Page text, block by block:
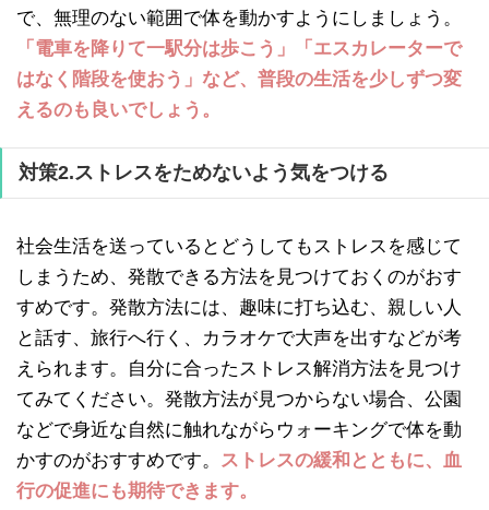
で、無理のない範囲で体を動かすようにしましょう。
「電車を降りて一駅分は歩こう」「エスカレーターで
はなく階段を使おう」など、普段の生活を少しずつ変
えるのも良いでしょう。
対策2.ストレスをためないよう気をつける
社会生活を送っているとどうしてもストレスを感じて
しまうため、発散できる方法を見つけておくのがおす
すめです。発散方法には、趣味に打ち込む、親しい人
と話す、旅行へ行く、カラオケで大声を出すなどが考
えられます。自分に合ったストレス解消方法を見つけ
てみてください。発散方法が見つからない場合、公園
などで身近な自然に触れながらウォーキングで体を動
かすのがおすすめです。
ストレスの緩和とともに、血
行の促進にも期待できます。